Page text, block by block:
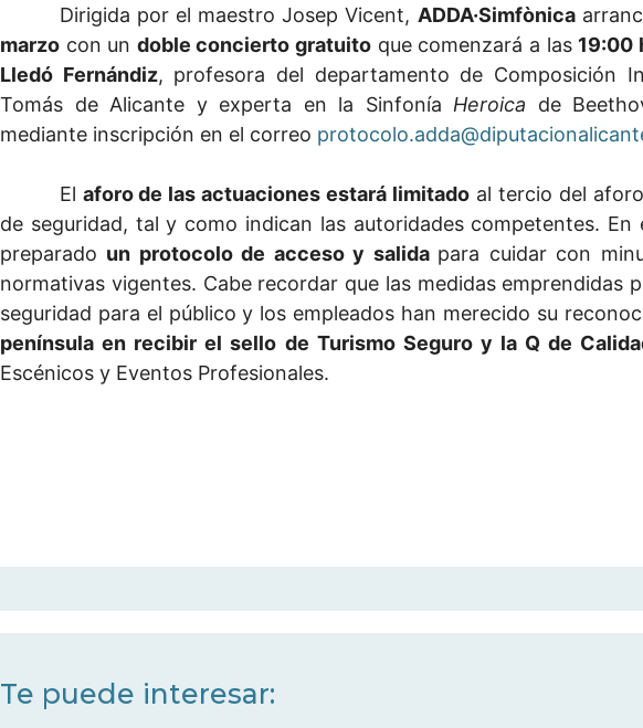
Dirigida por el maestro Josep Vicent, ADDA·Simfònica
marzo con un doble concierto gratuito que comenzará a las 19:00
Lledó Fernándiz, profesora del departamento de Composición
Tomás de Alicante y experta en la SinfoníaHeroica de
mediante inscripción en el correo
El aforo de las actuaciones estará limitado al tercio del
de seguridad, tal y como indican las autoridades competentes. En
preparado un protocolo de acceso y salida para cuidar con
normativas vigentes. Cabe recordar que las medidas emprendidas
seguridad para el público y los empleados han merecido su
península en recibir el sello de Turismo Seguro y la Q de
Escénicos y Eventos Profesionales.
Te puede interesar: